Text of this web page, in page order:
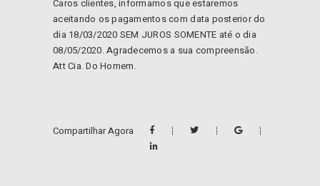
Caros clientes, informamos que estaremos
aceitando os pagamentos com data posterior do
dia 18/03/2020 SEM JUROS SOMENTE até o dia
08/05/2020. Agradecemos a sua compreensão.
Att Cia. Do Homem.
Compartilhar Agora